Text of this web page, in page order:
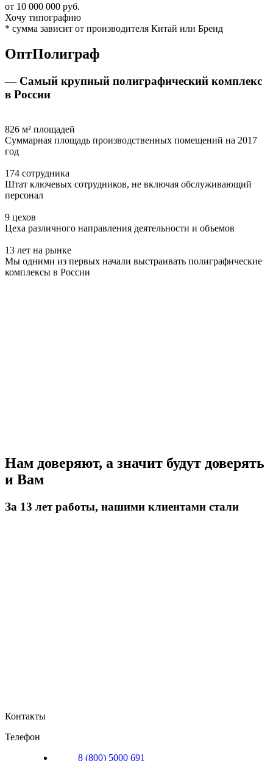
от 10 000 000 руб.
Хочу типографию
* сумма зависит от производителя Китай или Бренд
ОптПолиграф
— Самый крупный полиграфический комплекс
в России
826 м² площадей
Суммарная площадь производственных помещений на 2017
год
174 сотрудника
Штат ключевых сотрудников, не включая обслуживающий
персонал
9 цехов
Цеха различного направления деятельности и объемов
13 лет на рынке
Мы одними из первых начали выстраивать полиграфические
комплексы в России
Нам доверяют, а значит будут доверять
и Вам
За 13 лет работы, нашими клиентами стали
Контакты
Телефон
8 (800) 5000 691